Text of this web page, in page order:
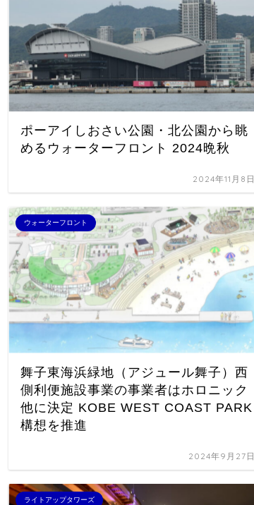
ポーアイしおさい公園・北公園から眺
めるウォーターフロント 2024晩秋
2024年11月8日
ウォーターフロント
舞子東海浜緑地（アジュール舞子）西
側利便施設事業の事業者はホロニック
他に決定 KOBE WEST COAST PARK
構想を推進
2024年9月27日
ライトアップタワーズ